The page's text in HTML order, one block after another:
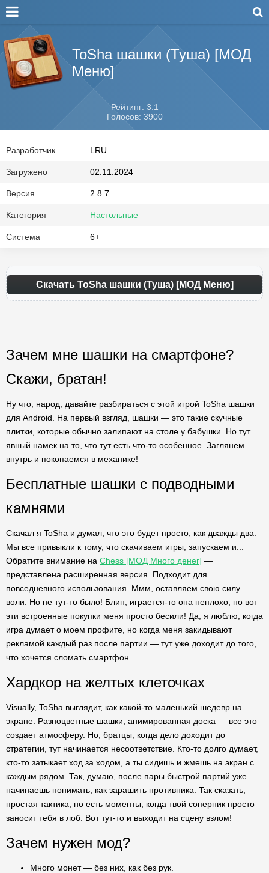
ToSha шашки (Туша) [МОД
Меню]
Рейтинг: 3.1
Голосов: 3900
Разработчик LRU
Загружено 02.11.2024
Версия 2.8.7
Категория Настольные
Система 6+
Скачать ToSha шашки (Туша) [МОД Меню]
Зачем мне шашки на смартфоне?
Скажи, братан!
Ну что, народ, давайте разбираться с этой игрой ToSha шашки
для Android. На первый взгляд, шашки — это такие скучные
плитки, которые обычно залипают на столе у бабушки. Но тут
явный намек на то, что тут есть что-то особенное. Заглянем
внутрь и покопаемся в механике!
Бесплатные шашки с подводными
камнями
Скачал я ToSha и думал, что это будет просто, как дважды два.
Мы все привыкли к тому, что скачиваем игры, запускаем и...
Обратите внимание на Chess [МОД Много денег] —
представлена расширенная версия. Подходит для
повседневного использования. Ммм, оставляем свою силу
воли. Но не тут-то было! Блин, играется-то она неплохо, но вот
эти встроенные покупки меня просто бесили! Да, я люблю, когда
игра думает о моем профите, но когда меня закидывают
рекламой каждый раз после партии — тут уже доходит до того,
что хочется сломать смартфон.
Хардкор на желтых клеточках
Visually, ToSha выглядит, как какой-то маленький шедевр на
экране. Разноцветные шашки, анимированная доска — все это
создает атмосферу. Но, братцы, когда дело доходит до
стратегии, тут начинается несоответствие. Кто-то долго думает,
кто-то затыкает ход за ходом, а ты сидишь и жмешь на экран с
каждым рядом. Так, думаю, после пары быстрой партий уже
начинаешь понимать, как зарашить противника. Так сказать,
простая тактика, но есть моменты, когда твой соперник просто
заносит тебя в лоб. Вот тут-то и выходит на сцену взлом!
Зачем нужен мод?
Много монет — без них, как без рук.